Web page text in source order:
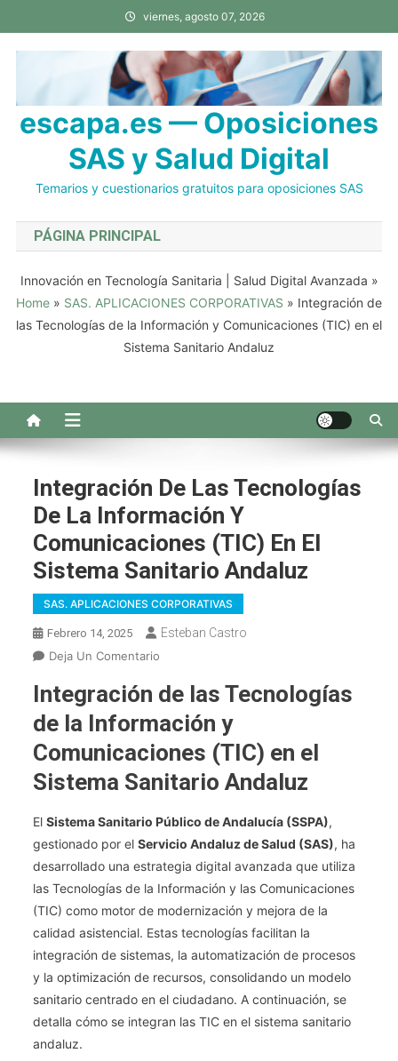
al
contenido
viernes, agosto 07, 2026
escapa.es — Oposiciones
SAS y Salud Digital
Temarios y cuestionarios gratuitos para oposiciones SAS
PÁGINA PRINCIPAL
Innovación en Tecnología Sanitaria | Salud Digital Avanzada »
Home » SAS. APLICACIONES CORPORATIVAS » Integración de
las Tecnologías de la Información y Comunicaciones (TIC) en el
Sistema Sanitario Andaluz
Integración De Las Tecnologías
De La Información Y
Comunicaciones (TIC) En El
Sistema Sanitario Andaluz
SAS. APLICACIONES CORPORATIVAS
Febrero 14, 2025
Esteban Castro
Deja Un Comentario
De
Las
Tecnologías
De
La
Y
Comunicaciones
(TIC)
Sistema
Sanitario
Andaluz
Integración de las Tecnologías
de la Información y
Comunicaciones (TIC) en el
Sistema Sanitario Andaluz
ElSistema Sanitario Público de Andalucía (SSPA),
gestionado por elServicio Andaluz de Salud (SAS), ha
desarrollado una estrategia digital avanzada que utiliza
las Tecnologías de la Información y las Comunicaciones
(TIC) como motor de modernización y mejora de la
calidad asistencial. Estas tecnologías facilitan la
integración de sistemas, la automatización de procesos
y la optimización de recursos, consolidando un modelo
sanitario centrado en el ciudadano. A continuación, se
detalla cómo se integran las TIC en el sistema sanitario
andaluz.